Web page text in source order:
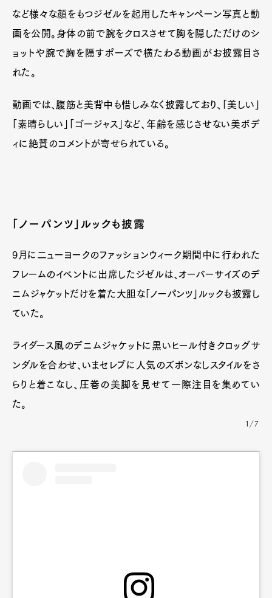
など様々な顔をもつジゼルを起用したキャンペーン写真と動
画を公開。身体の前で腕をクロスさせて胸を隠しただけのシ
ョットや腕で胸を隠すポーズで横たわる動画がお披露目さ
れた。
動画では、腹筋と美背中も惜しみなく披露しており、「美しい」
「素晴らしい」「ゴージャス」など、年齢を感じさせない美ボデ
ィに絶賛のコメントが寄せられている。
「ノーパンツ」ルックも披露
9月に二ューヨークのファッションウィーク期間中に行われた
フレームのイベントに出席したジゼルは、オーバーサイズのデ
ニムジャケットだけを着た大胆な「ノーパンツ」ルックも披露し
ていた。
ライダース風のデニムジャケットに黒いヒール付きクロッグサ
ンダルを合わせ、いまセレブに人気のズボンなしスタイルをさ
らりと着こなし、圧巻の美脚を見せて一際注目を集めてい
た。
1/7